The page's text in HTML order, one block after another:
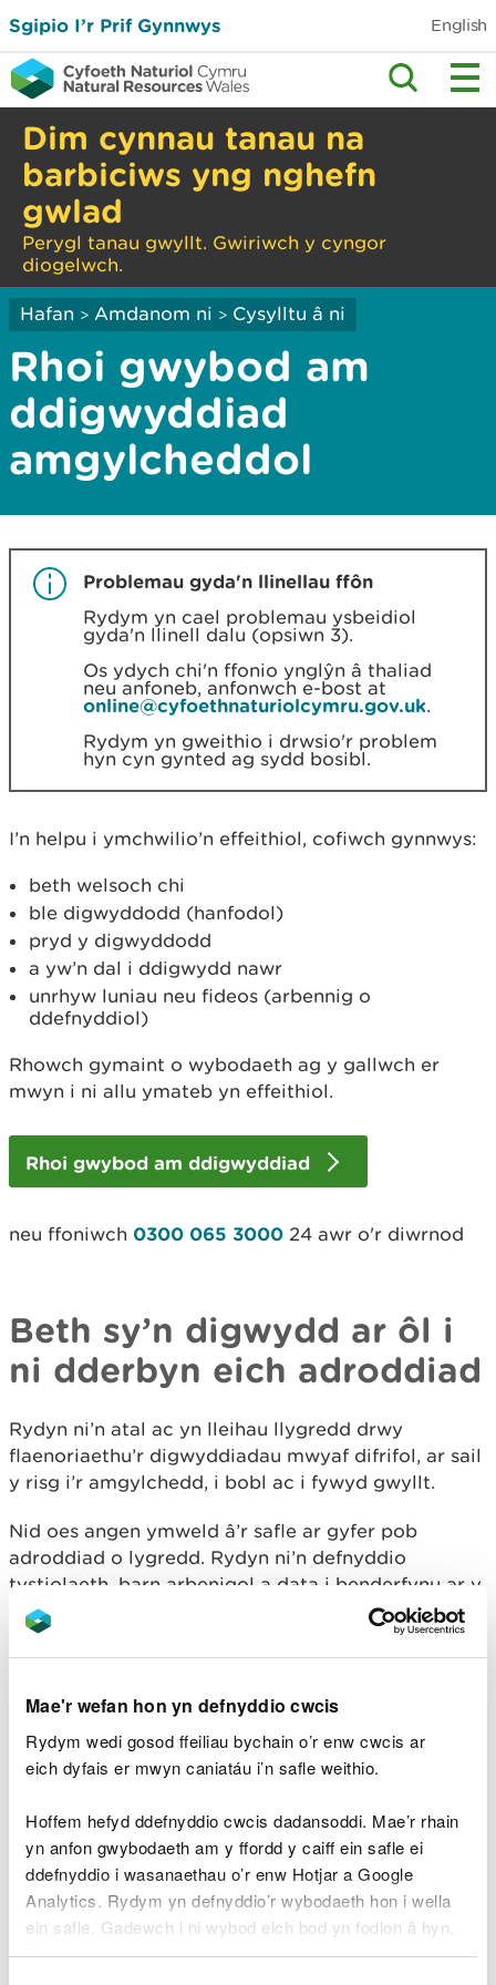
Mae'r wefan hon yn defnyddio cwcis
Rydym wedi gosod ffeiliau bychain o’r enw cwcis ar
eich dyfais er mwyn caniatáu i’n safle weithio.
Hoffem hefyd ddefnyddio cwcis dadansoddi. Mae’r rhain
yn anfon gwybodaeth am y ffordd y caiff ein safle ei
ddefnyddio i wasanaethau o’r enw Hotjar a Google
Analytics. Rydym yn defnyddio’r wybodaeth hon i wella
ein safle. Gadewch i ni wybod eich bod yn fodlon â hyn.
Byddwn yn defnyddio cwci i gadw eich dewis.
Sgipio I’r Prif Gynnwys English
Dim cynnau tanau na
barbiciws yng nghefn
gwlad
Perygl tanau gwyllt. Gwiriwch y cyngor
diogelwch.
Hafan > Amdanom ni > Cysylltu â ni
Rhoi gwybod am
ddigwyddiad
amgylcheddol
Problemau gyda'n llinellau ffôn
Rydym yn cael problemau ysbeidiol
gyda'n llinell dalu (opsiwn 3).
Os ydych chi'n ffonio ynglŷn â thaliad
neu anfoneb, anfonwch e-bost at
online@cyfoethnaturiolcymru.gov.uk.
Rydym yn gweithio i drwsio'r problem
hyn cyn gynted ag sydd bosibl.
I’n helpu i ymchwilio’n effeithiol, cofiwch gynnwys:
beth welsoch chi
ble digwyddodd (hanfodol)
pryd y digwyddodd
a yw’n dal i ddigwydd nawr
unrhyw luniau neu fideos (arbennig o
ddefnyddiol)
Rhowch gymaint o wybodaeth ag y gallwch er
mwyn i ni allu ymateb yn effeithiol.
Rhoi gwybod am ddigwyddiad
neu ffoniwch 0300 065 3000 24 awr o'r diwrnod
Beth sy’n digwydd ar ôl i
ni dderbyn eich adroddiad
Rydyn ni’n atal ac yn lleihau llygredd drwy
flaenoriaethu’r digwyddiadau mwyaf difrifol, ar sail
y risg i’r amgylchedd, i bobl ac i fywyd gwyllt.
Nid oes angen ymweld â’r safle ar gyfer pob
adroddiad o lygredd. Rydyn ni’n defnyddio
tystiolaeth, barn arbenigol a data i benderfynu ar y
ffordd orau o ymateb.
Nid ydym yn darparu adborth unigol ar bob
dderbyniwn yn cael ei asesu'n arbenigol.
Efallai y byddwn yn cysylltu â chi’n uniongyrchol i
Digwyddiadau i’w
hadrodd i’ch awdurdod
lleol